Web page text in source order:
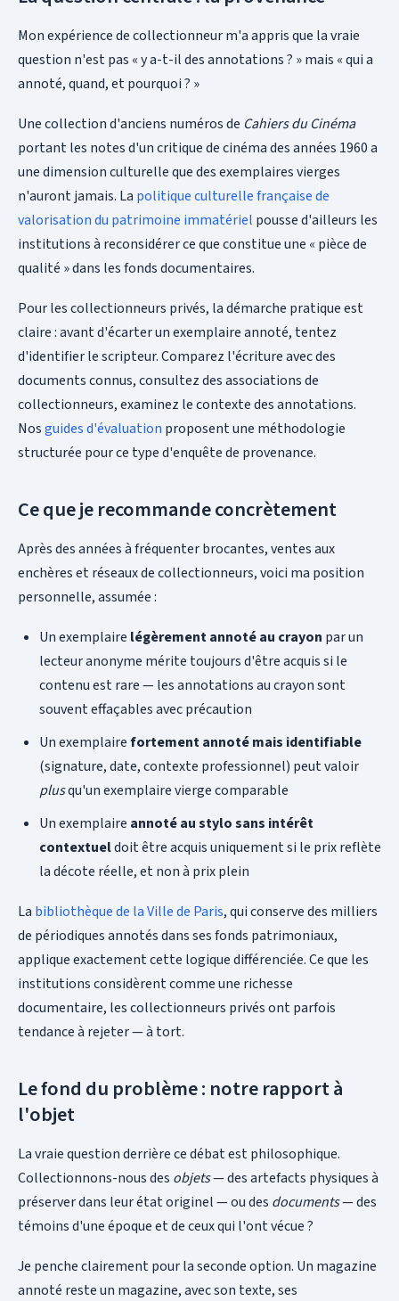
Mon expérience de collectionneur m'a appris que la vraie
question n'est pas « y a-t-il des annotations ? » mais « qui a
annoté, quand, et pourquoi ? »
Une collection d'anciens numéros de Cahiers du Cinéma
portant les notes d'un critique de cinéma des années 1960 a
une dimension culturelle que des exemplaires vierges
n'auront jamais. La politique culturelle française de
valorisation du patrimoine immatériel pousse d'ailleurs les
institutions à reconsidérer ce que constitue une « pièce de
qualité » dans les fonds documentaires.
Pour les collectionneurs privés, la démarche pratique est
claire : avant d'écarter un exemplaire annoté, tentez
d'identifier le scripteur. Comparez l'écriture avec des
documents connus, consultez des associations de
collectionneurs, examinez le contexte des annotations.
Nosguides d'évaluation proposent une méthodologie
structurée pour ce type d'enquête de provenance.
Ce que je recommande concrètement
Après des années à fréquenter brocantes, ventes aux
enchères et réseaux de collectionneurs, voici ma position
personnelle, assumée :
Un exemplaire légèrement annoté au crayon par un
lecteur anonyme mérite toujours d'être acquis si le
contenu est rare — les annotations au crayon sont
souvent effaçables avec précaution
Un exemplairefortement annoté mais identifiable
(signature, date, contexte professionnel) peut valoir
plusqu'un exemplaire vierge comparable
Un exemplaire annoté au stylo sans intérêt
contextueldoit être acquis uniquement si le prix reflète
la décote réelle, et non à prix plein
La bibliothèque de la Ville de Paris, qui conserve des milliers
de périodiques annotés dans ses fonds patrimoniaux,
applique exactement cette logique différenciée. Ce que les
institutions considèrent comme une richesse
documentaire, les collectionneurs privés ont parfois
tendance à rejeter — à tort.
Le fond du problème : notre rapport à
l'objet
La vraie question derrière ce débat est philosophique.
Collectionnons-nous des objets— des artefacts physiques à
préserver dans leur état originel — ou des documents— des
témoins d'une époque et de ceux qui l'ont vécue ?
Je penche clairement pour la seconde option. Un magazine
annoté reste un magazine, avec son texte, ses